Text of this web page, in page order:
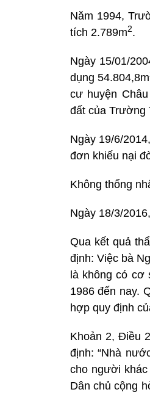
Năm 1994,
tích 2.789m2.
Ngày 15/01/
dụng 54.804,8m
cư huyện
đất của Trường
Ngày 19/6/
đơn khiếu nại
Không thống
Ngày 18/3/
Qua kết quả
định: Việc bà
là không có cơ
1986 đến nay.
hợp quy định
Khoản 2, Điều
định: “Nhà
cho người
Dân chủ cộng